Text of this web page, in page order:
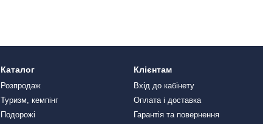
Каталог
Розпродаж
Туризм, кемпінг
Подорожі
Клієнтам
Вхід до кабінету
Оплата і доставка
Гарантія та повернення